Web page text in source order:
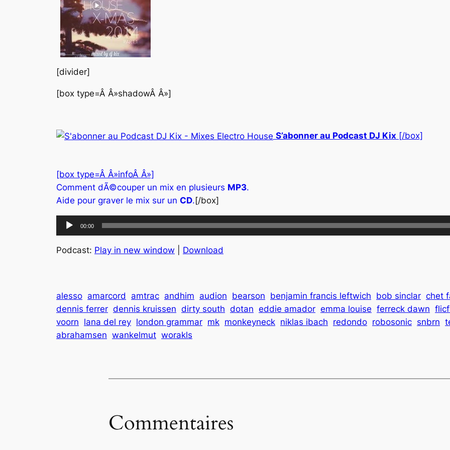
[divider]
[box type=Â Â»shadowÂ Â»]
S’abonner au Podcast DJ Kix [/box]
[box type=Â Â»infoÂ Â»]
Comment dÃ©couper un mix en plusieurs MP3.
Aide pour graver le mix sur un CD.[/box]
Lecteur
audio
00:00
Podcast: Play in new window Download
alesso amarcord amtrac andhim audion bearson benjamin francis leftwich bob sinclar chet
dennis ferrer dennis kruissen dirty south dotan eddie amador emma louise ferreck dawn
voorn lana del rey london grammar mk monkeyneck niklas ibach redondo robosonic snbrn
abrahamsen wankelmut worakls
Commentaires